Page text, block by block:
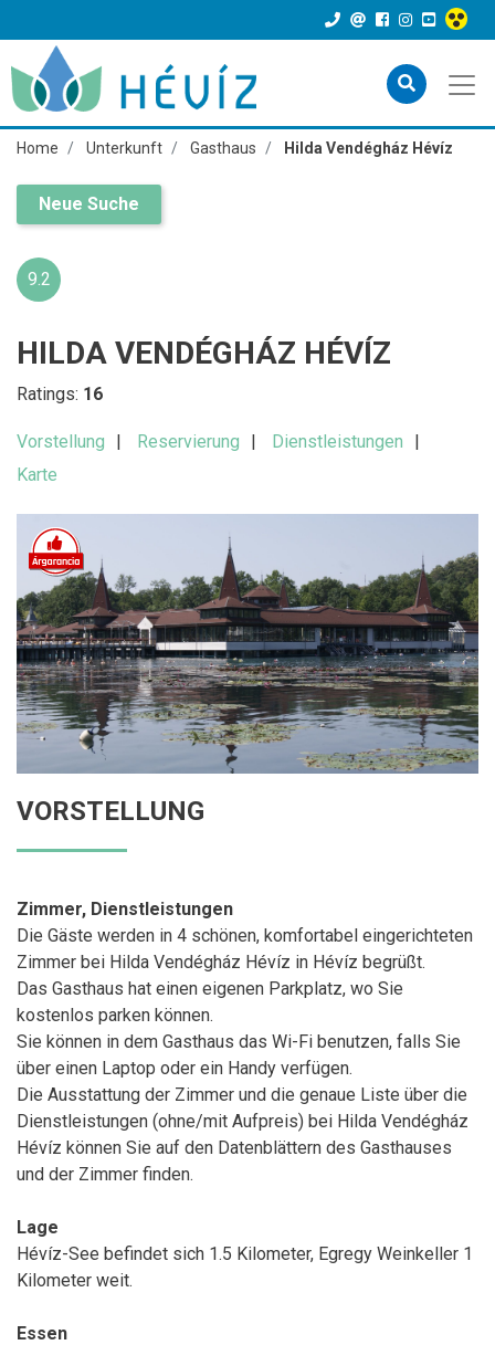
Home Unterkunft Gasthaus Hilda Vendégház Hévíz
Neue Suche
9.2
HILDA VENDÉGHÁZ HÉVÍZ
Ratings: 16
Vorstellung Reservierung
Dienstleistungen
Karte
VORSTELLUNG
Zimmer, Dienstleistungen
Die Gäste werden in 4 schönen, komfortabel eingerichteten
Zimmer bei Hilda Vendégház Hévíz in Hévíz begrüßt.
Das Gasthaus hat einen eigenen Parkplatz, wo Sie
kostenlos parken können.
Sie können in dem Gasthaus das Wi-Fi benutzen, falls Sie
über einen Laptop oder ein Handy verfügen.
Die Ausstattung der Zimmer und die genaue Liste über die
Dienstleistungen (ohne/mit Aufpreis) bei Hilda Vendégház
Hévíz können Sie auf den Datenblättern des Gasthauses
und der Zimmer finden.
Lage
Hévíz-See befindet sich 1.5 Kilometer, Egregy Weinkeller 1
Kilometer weit.
Essen